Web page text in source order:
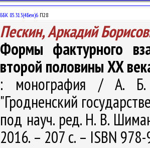
ББК 85.313(4Беи)6 П28
Пескин, Аркадий
Формы фактурного
второй половины XX
: монография / А. Б.
"Гродненский
под науч. ред. Н. В.
2016. – 207 с. – ISBN